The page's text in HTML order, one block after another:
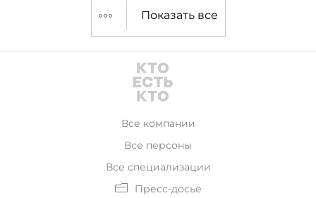
Показать все
Все компании
Все персоны
Все специализации
Пресс-досье